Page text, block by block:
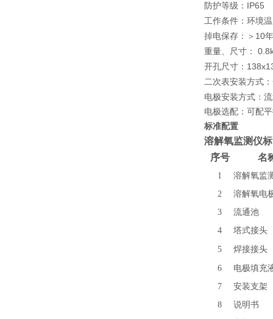
防护等级： IP65
工作条件：环境
掉电保存：＞ 10年
重量、尺寸：
开孔尺寸：
二次表安装方式
电极安装方式：
电极选配：可配
标准配置
溶解氧监测仪
序号
名
1
溶解氧监
2
溶解氧电
3
流通池
4
塔式接头
5 焊接接头
6
电极填充
7
安装支架
8
说明书